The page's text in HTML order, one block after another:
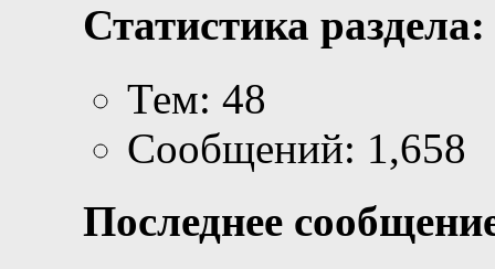
Статистика раздела:
Тем: 48
Сообщений: 1,658
Последнее